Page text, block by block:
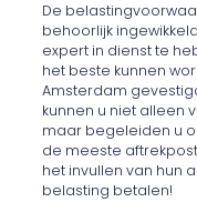
De
behoorlijk
expert in dienst te
het beste kunnen
Amsterdam
kunnen u niet alleen
maar begeleiden u
de meeste
het invullen van hun
belasting betalen!